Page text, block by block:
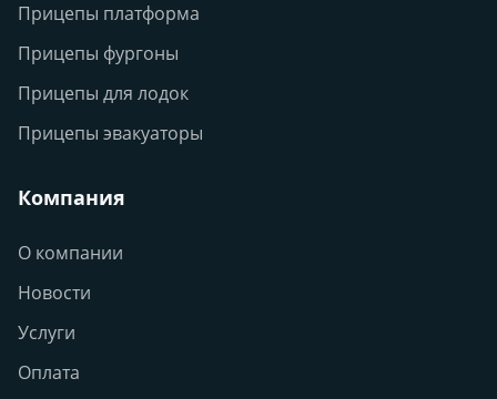
Прицепы платформа
Прицепы фургоны
Прицепы для лодок
Прицепы эвакуаторы
Компания
О компании
Новости
Услуги
Оплата